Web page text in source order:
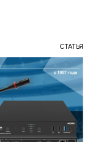
СТАТЬЯ